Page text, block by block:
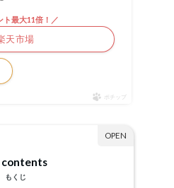
ト最大11倍！／
天市場
ポチップ
contents
もくじ